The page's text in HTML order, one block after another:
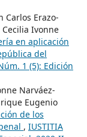
Carlos Erazo-
Ivonne
en aplicación
del
1 (5): Edición
Narváez-
Eugenio
de los
, IUSTITIA